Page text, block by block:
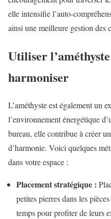
elle intensifie l’auto-
ainsi une meilleure gestion des
Utiliser
harmoniser
L’améthyste est également un
l’environnement énergétique
bureau, elle contribue à créer
d’harmonie. Voici quelques
dans votre espace :
Placement stratégique :
petites pierres dans les
temps pour profiter de leurs